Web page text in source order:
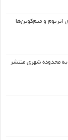
محدوده شهری منتشر